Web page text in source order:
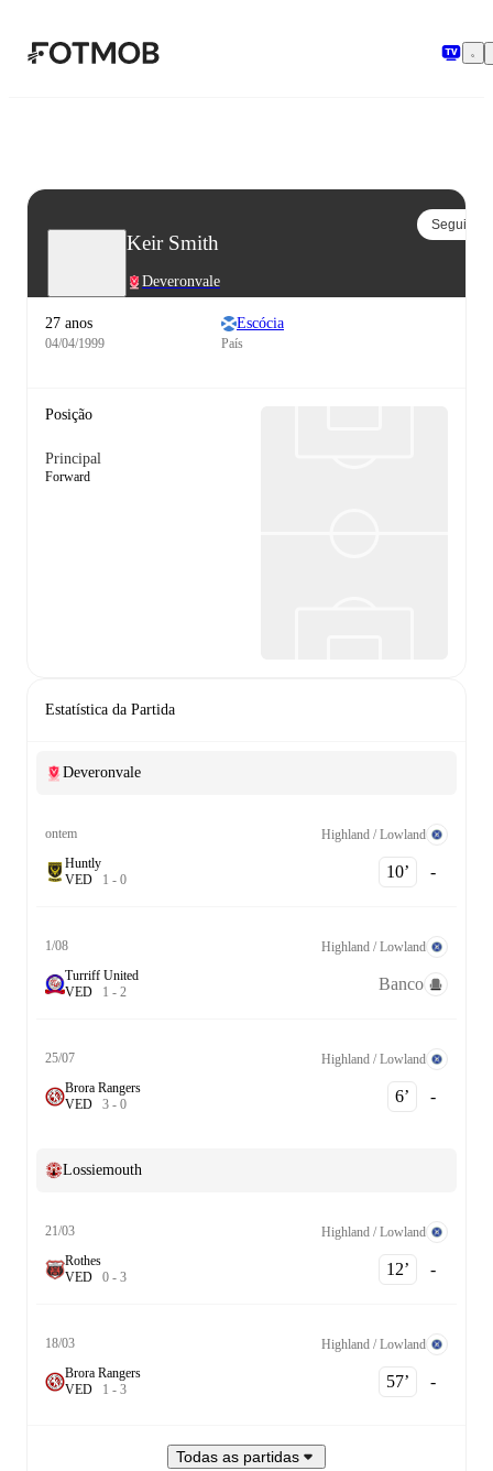
Keir Smith
Deveronvale
Seguir
27 anos
04/04/1999
Escócia
País
Posição
Principal
Forward
Estatística da Partida
Deveronvale
ontem
Highland / Lowland
Huntly
VED 1 - 0 10‎’‎ -
1/08
Highland / Lowland
Turriff United
VED 1 - 2 Banco
25/07
Highland / Lowland
Brora Rangers
VED 3 - 0 6‎’‎ -
Lossiemouth
21/03
Highland / Lowland
Rothes
VED 0 - 3 12‎’‎ -
18/03
Highland / Lowland
Brora Rangers
VED 1 - 3 57‎’‎ -
Todas as partidas